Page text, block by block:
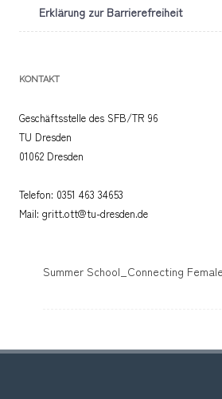
Summer School_Connecting
Erklärung zur Barrierefreiheit
KONTAKT
Geschäftsstelle des SFB/TR 96
TU Dresden
01062 Dresden
Telefon: 0351 463 34653
Mail: gritt.ott@tu-dresden.de